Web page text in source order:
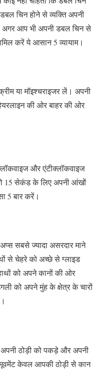
चिन होने से व्यक्ति अपनी
अगर आप भी अपनी डबल चिन से
करें ये आसान 5 व्यायाम।
या मॉइश्चराइजर लें। अपनी
की ओर बाहर की ओर
और एंटीक्लॉकवाइज
15 सेकंड के लिए अपनी आंखों
5 बार करें।
सबसे ज्यादा असरदार माने
से चेहरे को अच्छे से ग्लाइड
को अपने कानों की ओर
को अपने मुंह के क्षेत्र के चारों
ठोड़ी को पकड़े और अपनी
केवल आपकी ठोड़ी से कान